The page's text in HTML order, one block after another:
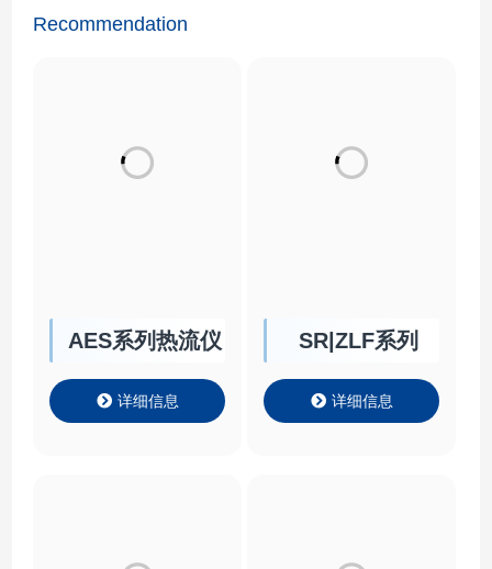
Recommendation
AES系列热流仪
详细信息
SR|ZLF系列
详细信息